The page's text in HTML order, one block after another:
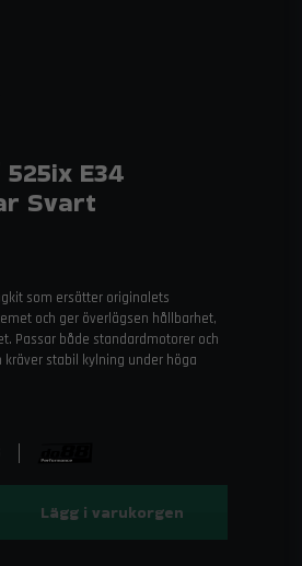
E34
Svart
som ersätter originalets
och ger överlägsen hållbarhet,
Passar både standardmotorer och
stabil kylning under höga
Lägg i varukorgen